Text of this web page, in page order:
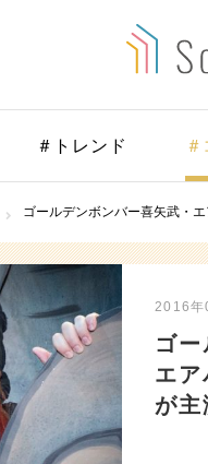
＃トレンド
ゴールデンボンバー喜矢武・
2016年
ゴー
エア
が